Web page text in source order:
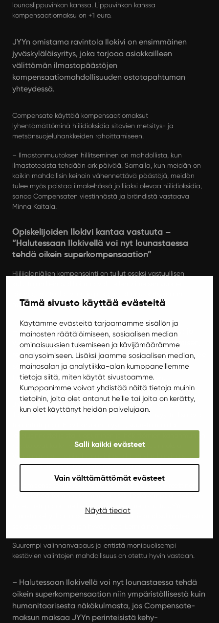
Tämä sivusto käyttää evästeitä
Käytämme evästeitä tarjoamamme sisällön ja
mainosten räätälöimiseen, sosiaalisen median
ominaisuuksien tukemiseen ja kävijämäärämme
analysoimiseen. Lisäksi jaamme sosiaalisen median,
mainosalan ja analytiikka-alan kumppaneillemme
tietoja siitä, miten käytät sivustoamme.
Kumppanimme voivat yhdistää näitä tietoja muihin
tietoihin, joita olet antanut heille tai joita on kerätty,
kun olet käyttänyt heidän palvelujaan.
Salli kaikki evästeet
Vain välttämättömät evästeet
Näytä tiedot
lounaslippuvihkon kanssa. Lippuvihkon kanssa
kompensaatiomaksu on +1 euro.
JYYn omistama ravintola Ilokivi on ensimmäinen
jyväskyläläisyritys, joka tarjoaa asiakkailleen
välittömän ilmastopäästöjen
kompensaatiomahdollisuuden ostotapahtuman
yhteydessä.
Compensate käyttää kompensaatiomaksut
lyhentämättöminä hiilidioksidia sitovien metsitys- ja
metsänsuojeluhankkeiden rahoittamiseen.
– Ilmastonmuutoksen hillitseminen on mahdollista, kun
ilmastoteoista tehdään arkipäivää. Samalla, kun meidän on
kaikin mahdollisin keinoin vähennettävä päästöjä, meidän
tulee myös poistaa ilmakehässä jo liiaksi olevaa hiilidioksidia,
sanoo Compensaten viestinnästä ja brändistä vastaava
Minna Kaitala.
Opiskelijoiden Ilokivi kantaa vastuuta –
”Halutessaan Ilokivellä voi nyt lounastaessa
tehdä oikein superkompensaation”
Hiilijalanjäljen kompensointi on tullut osaksi vastuullisen
maailmaa kestävien valintojen näkökulmasta.
– JYYn ravintola Ilokivessä vastuullisuus on ollut jo
vuosia keskeinen teema kehitysyhteistyön tukemisen,
reilun kaupan, lähiruoan, sertifioidun kalan ja energiaa
säästävien keittiön laitteiden muodossa, kertoo
Ilokiven ravintolapäällikkö Kati Lemiläinen.
JYYn ravintolatoimintaa kehittänyt Lemiläinen on tuonut
Ilokiven lounaslinjastolle monia ruokailun kestävyyttä lisääviä
käyttö ovat kaikki viimeisen vuoden aikaansaannoksia.
Vegaaniruoan tarjoilu lounaslinjastolla on yhä harvinaista,
mutta päivittäinen käytäntö ravintola Ilokivessä.
toteutustapa on meille ja asiakkaillemme jo tuttu JYYn
omasta kehy-lounaasta, jossa pienellä lisämaksulla ateriasta
Suurempi valinnanvapaus ja entistä monipuolisempi
kestävien valintojen mahdollisuus on otettu hyvin vastaan.
– Halutessaan Ilokivellä voi nyt lounastaessa tehdä
oikein superkompensaation niin ympäristöllisestä kuin
humanitaarisesta näkökulmasta, jos Compensate-
maksun maksaa JYYn perinteisistä kehy-